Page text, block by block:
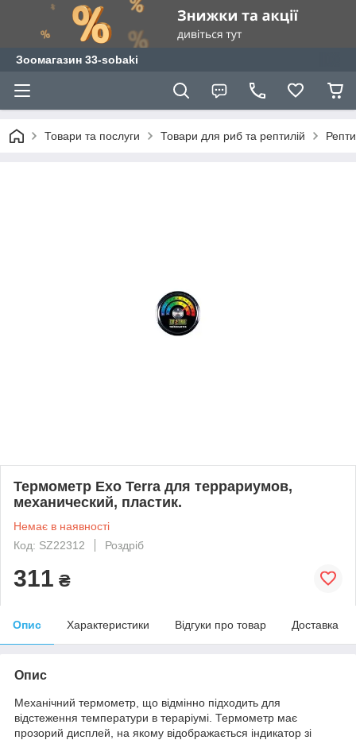
Зоомагазин 33-sobaki
Товари та послуги Товари для риб та рептилій
Термометр Exo Terra для террариумов,
механический, пластик.
Немає в наявності
Код: SZ22312
Роздріб
311 ₴
Опис Характеристики Відгуки про товар Доставка
Опис
Механічний термометр, що відмінно підходить для
відстеження температури в тераріумі. Термометр має
прозорий дисплей, на якому відображається індикатор зі